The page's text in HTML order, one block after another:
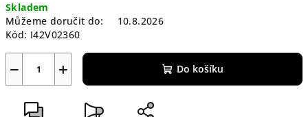
cena:
Skladem
Můžeme doručit do:
10.8.2026
Kód: I42V02360
+
− Do košíku